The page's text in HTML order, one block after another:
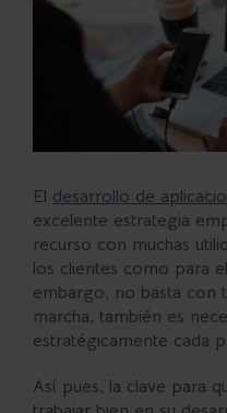
El desarrollo de
excelente estrategia
recurso con muchas
los clientes como para
embargo, no basta con
marcha, también es
estratégicamente cada
Así pues, la clave para